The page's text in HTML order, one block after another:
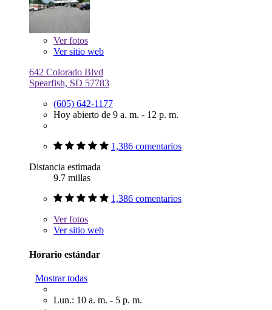
Verfotos
Ver sitio web
642 Colorado Blvd
Spearfish, SD 57783
(605) 642-1177
Hoy abierto de 9 a. m. - 12 p. m.
1,386 comentarios
Distancia estimada
9.7 millas
1,386 comentarios
Verfotos
Ver sitio web
Horario estándar
Mostrar todas
Lun.: 10 a. m. - 5 p. m.